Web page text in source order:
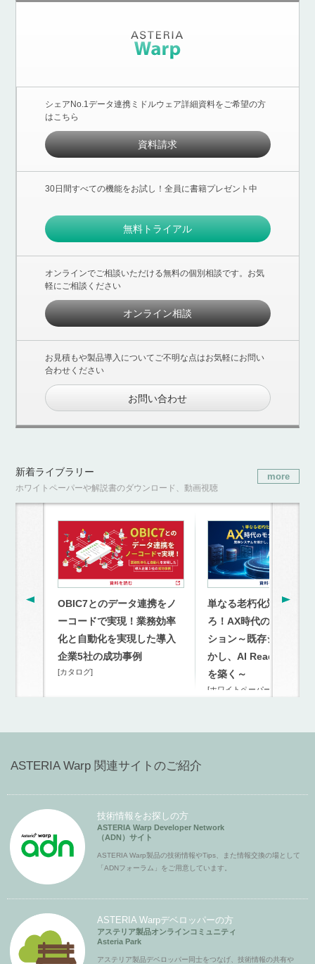
シェアNo.1データ連携ミドルウェア詳細資料をご希望の方
はこちら
資料請求
30日間すべての機能をお試し！全員に書籍プレゼント中
無料トライアル
オンラインでご相談いただける無料の個別相談です。お気
軽にご相談ください
オンライン相談
お見積もや製品導入についてご不明な点はお気軽にお問い
合わせください
お問い合わせ
新着ライブラリー
ホワイトペーパーや解説書のダウンロード、動画視聴
more
OBIC7とのデータ連携をノ
ーコードで実現！業務効率
化と自動化を実現した導入
企業5社の成功事例
[カタログ]
単なる老朽化対策を超
ろ！AX時代のモダナイ
ション～既存システム
かし、AI Readyな連携
を築く～
[ホワイトペーパー]
ASTERIA Warp 関連サイトのご紹介
技術情報をお探しの方
ASTERIA Warp Developer Network
（ADN）サイト
ASTERIA Warp製品の技術情報やTips、また情報交換の場として
「ADNフォーラム」をご用意しています。
ASTERIA Warpデベロッパーの方
アステリア製品オンラインコミュニティ
Asteria Park
アステリア製品デベロッパー同士をつなげ、技術情報の共有や